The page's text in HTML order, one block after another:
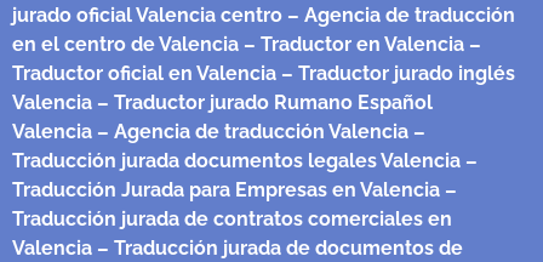
jurado oficial Valencia centro – Agencia de traducción
en el centro de Valencia – Traductor en Valencia –
Traductor oficial en Valencia – Traductor jurado inglés
Valencia – Traductor jurado Rumano Español
Valencia – Agencia de traducción Valencia –
Traducción jurada documentos legales Valencia –
Traducción Jurada para Empresas en Valencia –
Traducción jurada de contratos comerciales en
Valencia – Traducción jurada de documentos de